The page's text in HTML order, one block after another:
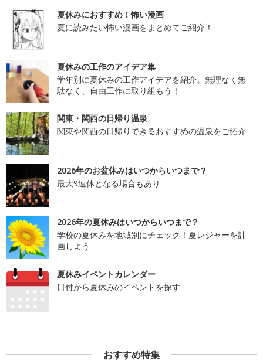
夏休みにおすすめ！怖い漫画
夏に読みたい怖い漫画をまとめてご紹介！
夏休みの工作のアイデア集
学年別に夏休みの工作アイデアを紹介。無理なく無
駄なく、自由工作に取り組もう！
関東・関西の日帰り温泉
関東や関西の日帰りできるおすすめの温泉をご紹介
2026年のお盆休みはいつからいつまで？
最大9連休となる場合もあり
2026年の夏休みはいつからいつまで？
学校の夏休みを地域別にチェック！夏レジャーを計
画しよう
夏休みイベントカレンダー
日付から夏休みのイベントを探す
おすすめ特集